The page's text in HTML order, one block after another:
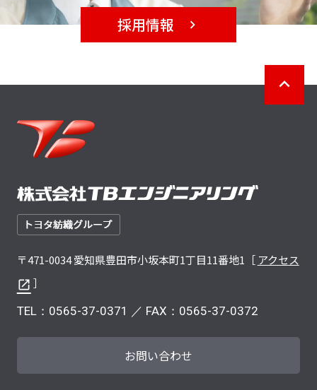
採用情報
〒471-0034 愛知県豊田市小坂本町1丁目11番地1［ アクセス
］
TEL： 0565-37-0371 ／ FAX：0565-37-0372
お問い合わせ